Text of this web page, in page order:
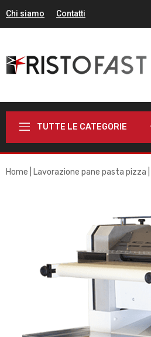
Chi siamo Contatti
TUTTE LE CATEGORIE
Home Lavorazione pane pasta pizza